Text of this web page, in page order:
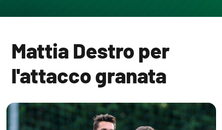
Mattia Destro per
l'attacco granata